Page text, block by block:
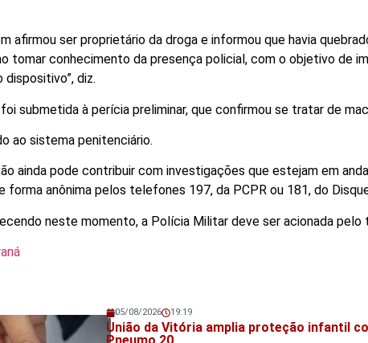
afirmou ser proprietário da droga e informou que havia
tomar conhecimento da presença policial, com o objetivo de
diz.
submetida à perícia preliminar, que confirmou se tratar de
ao sistema penitenciário.
ainda pode contribuir com investigações que estejam em
forma anônima pelos telefones 197, da PCPR ou 181, do
neste momento, a Polícia Militar deve ser acionada pelo
Veja também!
05/08/2026 19:19
União da Vitória amplia proteção infantil